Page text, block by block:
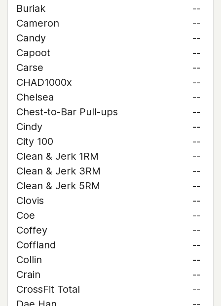
Buriak
--
Cameron
--
Candy
--
Capoot
--
Carse
--
CHAD1000x
--
Chelsea
--
Chest-to-Bar Pull-ups
--
Cindy
--
City 100
--
Clean & Jerk 1RM
--
Clean & Jerk 3RM
--
Clean & Jerk 5RM
--
Clovis
--
Coe
--
Coffey
--
Coffland
--
Collin
--
Crain
--
CrossFit Total
--